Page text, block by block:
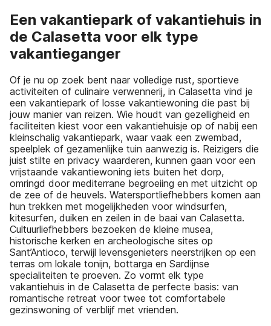
Een vakantiepark of vakantiehuis in
de Calasetta voor elk type
vakantieganger
Of je nu op zoek bent naar volledige rust, sportieve
activiteiten of culinaire verwennerij, in Calasetta vind je
een vakantiepark of losse vakantiewoning die past bij
jouw manier van reizen. Wie houdt van gezelligheid en
faciliteiten kiest voor een vakantiehuisje op of nabij een
kleinschalig vakantiepark, waar vaak een zwembad,
speelplek of gezamenlijke tuin aanwezig is. Reizigers die
juist stilte en privacy waarderen, kunnen gaan voor een
vrijstaande vakantiewoning iets buiten het dorp,
omringd door mediterrane begroeiing en met uitzicht op
de zee of de heuvels. Watersportliefhebbers komen aan
hun trekken met mogelijkheden voor windsurfen,
kitesurfen, duiken en zeilen in de baai van Calasetta.
Cultuurliefhebbers bezoeken de kleine musea,
historische kerken en archeologische sites op
Sant’Antioco, terwijl levensgenieters neerstrijken op een
terras om lokale tonijn, bottarga en Sardijnse
specialiteiten te proeven. Zo vormt elk type
vakantiehuis in de Calasetta de perfecte basis: van
romantische retreat voor twee tot comfortabele
gezinswoning of verblijf met vrienden.